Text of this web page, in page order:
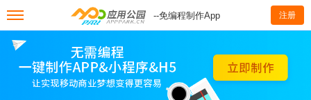
--免编程制作App 注册